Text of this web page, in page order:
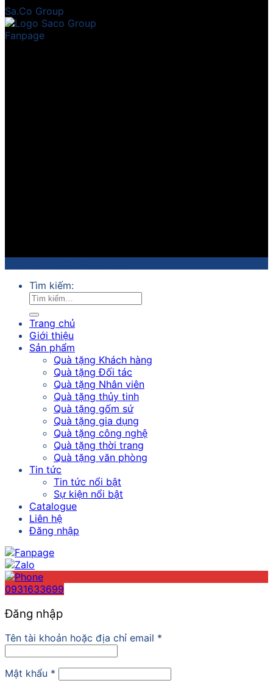
Sa.Co Group
Fanpage
Tìm kiếm:
Trang chủ
Giới thiệu
Sản phẩm
Quà tặng Khách hàng
Quà tặng Đối tác
Quà tặng Nhân viên
Quà tặng thủy tinh
Quà tặng gốm sứ
Quà tặng gia dụng
Quà tặng công nghệ
Quà tặng thời trang
Quà tặng văn phòng
Tin tức
Tin tức nổi bật
Sự kiện nổi bật
Catalogue
Liên hệ
Đăng nhập
0931633699
Đăng nhập
Tên tài khoản hoặc địa chỉ email *
Mật khẩu *